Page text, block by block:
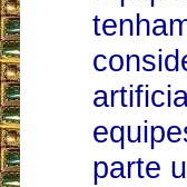
parte